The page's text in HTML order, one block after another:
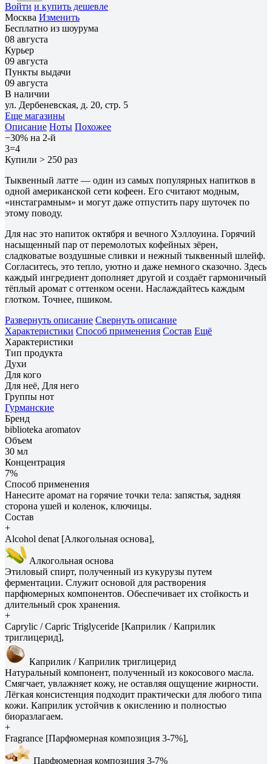
Войти и купить дешевле
Москва Изменить
Бесплатно из шоурума
08 августа
Курьер
09 августа
Пункты выдачи
09 августа
В наличии
ул. Дербеневская, д. 20, стр. 5
Еще магазины
Описание Ноты Похожее
−30% на 2-й
3=4
Купили > 250 раз
Тыквенный латте — один из самых популярных напитков в
одной американской сети кофеен. Его считают модным,
«инстаграмным» и могут даже отпустить пару шуточек по
этому поводу.
Для нас это напиток октября и вечного Хэллоуина. Горячий
насыщенный пар от перемолотых кофейных зёрен,
сладковатые воздушные сливки и нежный тыквенный шлейф.
Согласитесь, это тепло, уютно и даже немного сказочно. Здесь
каждый ингредиент дополняет другой и создаёт гармоничный
тёплый аромат с оттенком осени. Наслаждайтесь каждым
глотком. Точнее, пшиком.
Развернуть описание Свернуть описание
Характеристики Способ применения Состав Ещё
Характеристики
Тип продукта
Духи
Для кого
Для неё, Для него
Группы нот
Гурманские
Бренд
biblioteka aromatov
Объем
30 мл
Концентрация
7%
Способ применения
Нанесите аромат на горячие точки тела: запястья, задняя
сторона ушей и коленок, ключицы.
Состав
+
Alcohol denat [Алкогольная основа],
Алкогольная основа
Этиловый спирт, полученный из кукурузы путем
ферментации. Служит основой для растворения
парфюмерных компонентов. Обеспечивает их стойкость и
длительный срок хранения.
+
Caprylic / Capric Triglyceride [Каприлик / Каприлик
триглицерид],
Каприлик / Каприлик триглицерид
Натуральный компонент, полученный из кокосового масла.
Смягчает, увлажняет кожу, не оставляя ощущение жирности.
Лёгкая консистенция подходит практически для любого типа
кожи. Каприлик устойчив к окислению и полностью
биоразлагаем.
+
Fragrance [Парфюмерная композиция 3-7%],
Парфюмерная композиция 3-7%